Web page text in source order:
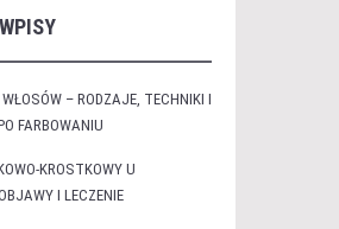
– RODZAJE, TECHNIKI I
FARBOWANIU
KROSTKOWY U
I LECZENIE